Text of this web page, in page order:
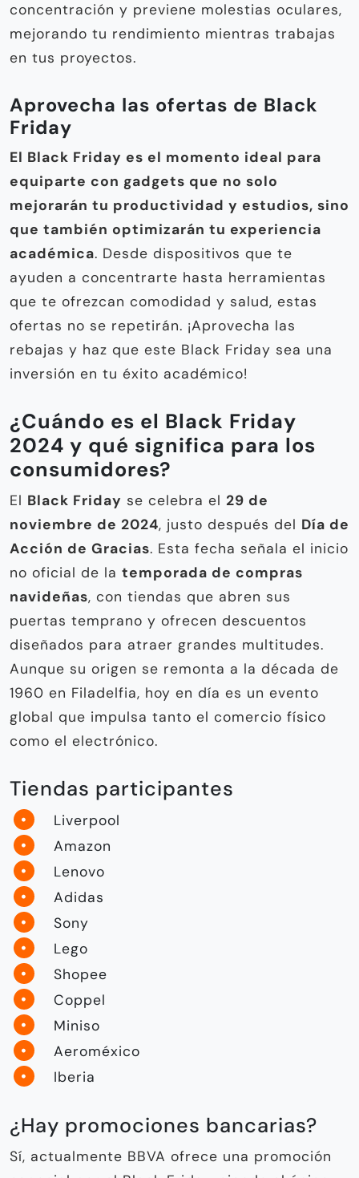
concentración y previene molestias oculares,
mejorando tu rendimiento mientras trabajas
en tus proyectos.
Aprovecha las ofertas de Black
Friday
El Black Friday es el momento ideal para
equiparte con gadgets que no solo
mejorarán tu productividad y estudios, sino
que también optimizarán tu experiencia
académica. Desde dispositivos que te
ayuden a concentrarte hasta herramientas
que te ofrezcan comodidad y salud, estas
ofertas no se repetirán. ¡Aprovecha las
rebajas y haz que este Black Friday sea una
inversión en tu éxito académico!
¿Cuándo es el Black Friday
2024 y qué significa para los
consumidores?
El Black Friday se celebra el 29 de
noviembre de 2024, justo después del Día de
Acción de Gracias. Esta fecha señala el inicio
no oficial de la temporada de compras
navideñas, con tiendas que abren sus
puertas temprano y ofrecen descuentos
diseñados para atraer grandes multitudes.
Aunque su origen se remonta a la década de
1960 en Filadelfia, hoy en día es un evento
global que impulsa tanto el comercio físico
como el electrónico.
Tiendas participantes
Liverpool
Amazon
Lenovo
Adidas
Sony
Lego
Shopee
Coppel
Miniso
Aeroméxico
Iberia
¿Hay promociones bancarias?
Sí, actualmente BBVA ofrece una promoción